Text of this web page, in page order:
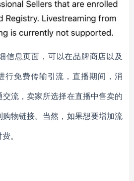
信息页面，可以在品牌商店以及
行免费传输引流，直播期间，消
流，卖家所选择在直播中售卖的
物链接。当然，如果想要增加流
。